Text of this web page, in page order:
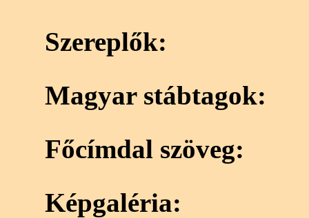
Szereplők:
Magyar stábtagok:
Főcímdal szöveg:
Képgaléria: